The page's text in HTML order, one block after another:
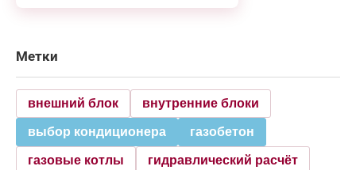
Метки
внешний блок внутренние блоки
выбор кондиционера газобетон
газовые котлы гидравлический расчёт